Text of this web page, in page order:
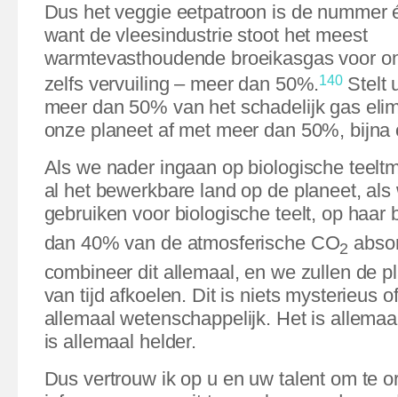
Dus het veggie eetpatroon is de nummer
want de vleesindustrie stoot het meest
warmtevasthoudende broeikasgas voor
zelfs vervuiling – meer dan 50%.140Stelt
meer dan 50% van het schadelijk gas
onze planeet af met meer dan 50%, bijna
Als we nader ingaan op biologische
al het bewerkbare land op de planeet,
gebruiken voor biologische teelt, op haar
dan 40% van de atmosferische CO2
combineer dit allemaal, en we zullen de
van tijd afkoelen. Dit is niets mysterieus
allemaal wetenschappelijk. Het is
is allemaal helder.
Dus vertrouw ik op u en uw talent om te